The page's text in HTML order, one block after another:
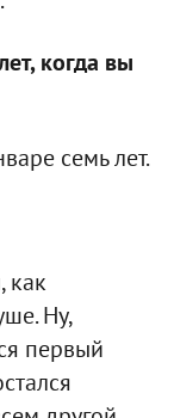
когда вы
семь лет.
как
Ну,
первый